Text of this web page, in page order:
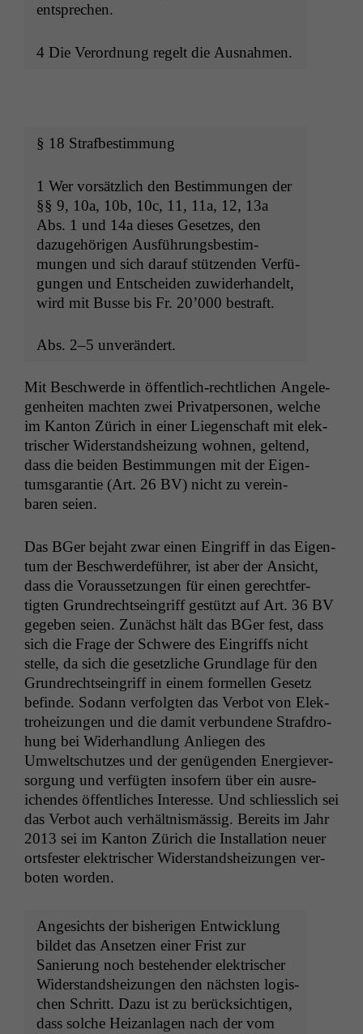
entsprechen.
4 Die Verord­nung regelt die Ausnahmen.
§ 18 Strafbestimmung
1 Wer vorsät­zlich den Bes­tim­mungen der
§§ 9, 10a, 10b, 10c, 11, 11a, 12, 13a
Abs. 1 und 14a dieses Geset­zes, den
dazuge­höri­gen Aus­führungs­bes­tim­
mungen und sich darauf stützen­den Ver­fü­
gun­gen und Entschei­den zuwider­han­delt,
wird mit Busse bis Fr. 20’000 bestraft.
Abs. 2–5 unverändert.
Mit Beschw­erde in öffentlich-rechtlichen Angele­
gen­heit­en macht­en zwei Pri­vat­per­so­n­en, welche
im Kan­ton Zürich in ein­er Liegen­schaft mit elek­
trisch­er Wider­stand­sheizung wohnen, gel­tend,
dass die bei­den Bes­tim­mungen mit der Eigen­
tums­garantie (Art. 26 BV) nicht zu vere­in­
baren seien.
Das BGer bejaht zwar einen Ein­griff in das Eigen­
tum der Beschw­erde­führer, ist aber der Ansicht,
dass die Voraus­set­zun­gen für einen gerecht­fer­
tigten Grun­drecht­se­in­griff gestützt auf Art. 36 BV
gegeben seien. Zunächst hält das BGer fest, dass
sich die Frage der Schwere des Ein­griffs nicht
stelle, da sich die geset­zliche Grund­lage für den
Grun­drecht­se­in­griff in einem formellen Gesetz
befinde. Sodann ver­fol­gten das Ver­bot von Elek­
tro­heizun­gen und die damit ver­bun­dene Straf­dro­
hung bei Wider­hand­lung Anliegen des
Umweltschutzes und der genü­gen­den Energiev­er­
sorgung und ver­fügten insofern über ein aus­re­
ichen­des öffentlich­es Inter­esse. Und schliesslich sei
das Ver­bot auch ver­hält­nis­mäs­sig. Bere­its im Jahr
2013 sei im Kan­ton Zürich die Instal­la­tion neuer
orts­fester elek­trisch­er Wider­stand­sheizun­gen ver­
boten worden.
Angesichts der bish­eri­gen Entwick­lung
bildet das Anset­zen ein­er Frist zur
Sanierung noch beste­hen­der elek­trisch­er
Wider­stand­sheizun­gen den näch­sten logis­
chen Schritt. Dazu ist zu berück­sichti­gen,
dass solche Heizan­la­gen nach der vom